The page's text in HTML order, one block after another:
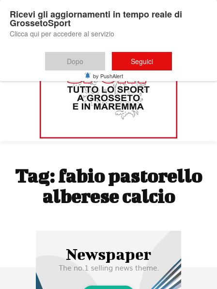
Tag:fabio pastorello
alberese calcio
Ricevi gli aggiornamenti in tempo reale di
GrossetoSport
Clicca qui per accedere al servizio
Dopo Seguici
by PushAlert